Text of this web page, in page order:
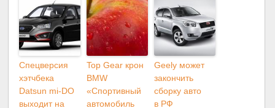
Спецверсия
хэтчбека
Datsun mi-DO
выходит на
Top Gear крон
BMW
«Спортивный
автомобиль
Geely может
закончить
сборку авто
в РФ